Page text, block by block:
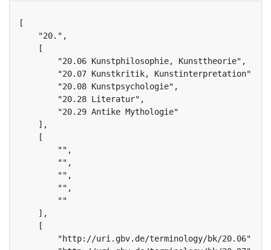
[
    "20.",
    [
        "20.06 Kunstphilosophie, Kunsttheorie",
        "20.07 Kunstkritik, Kunstinterpretation",
        "20.08 Kunstpsychologie",
        "20.28 Literatur",
        "20.29 Antike Mythologie"
    ],
    [
        "",
        "",
        "",
        "",
        ""
    ],
    [
        "http://uri.gbv.de/terminology/bk/20.06",